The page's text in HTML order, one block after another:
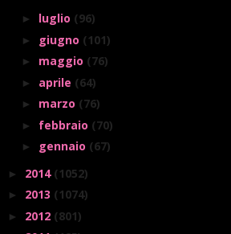
► luglio (96)
► giugno (101)
► maggio (76)
► aprile (64)
► marzo (76)
► febbraio (70)
► gennaio (67)
► 2014 (1052)
► 2013 (1074)
► 2012 (801)